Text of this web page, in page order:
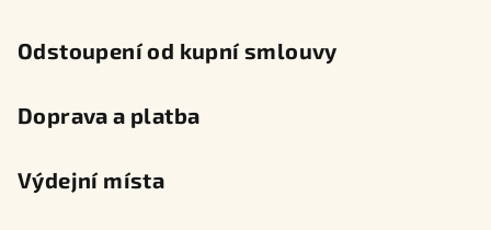
Odstoupení od kupní smlouvy
Doprava a platba
Výdejní místa